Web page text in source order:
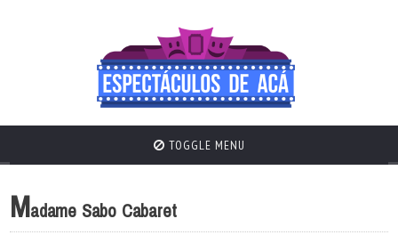
TOGGLE MENU
Madame Sabo Cabaret